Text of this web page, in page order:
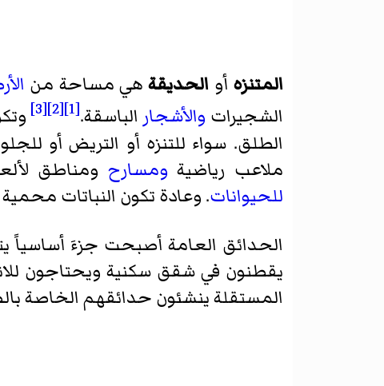
المتنزه أو الحديقةهي مساحة من
الشجيرات والأشجار الباسقة.[1]
[2]
[3]
الطلق. سواء للتنزه أو التريض أو
ملاعب رياضية ومسارح ومناطق
للحيوانات. وعادة تكون النباتات
الحدائق العامة أصبحت جزءَ أساسياً
يقطنون في شقق سكنية ويحتاجون
المستقلة ينشئون حدائقهم الخاصة